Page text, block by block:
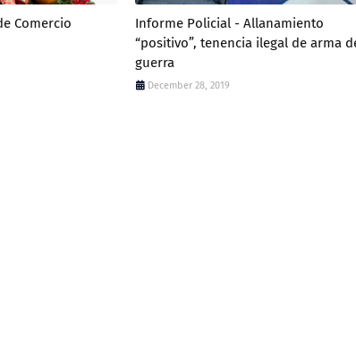
Comercio
Informe Policial - Allanamiento
“positivo”, tenencia ilegal de arma
guerra
December 28, 2019